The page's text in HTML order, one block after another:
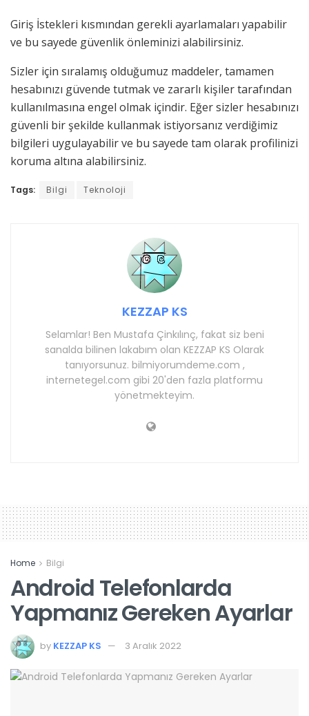
Giriş İstekleri kısmından gerekli ayarlamaları yapabilir
ve bu sayede güvenlik önleminizi alabilirsiniz.
Sizler için sıralamış olduğumuz maddeler, tamamen
hesabınızı güvende tutmak ve zararlı kişiler tarafından
kullanılmasına engel olmak içindir. Eğer sizler hesabınızı
güvenli bir şekilde kullanmak istiyorsanız verdiğimiz
bilgileri uygulayabilir ve bu sayede tam olarak profilinizi
koruma altına alabilirsiniz.
Tags: Bilgi Teknoloji
KEZZAP KS
Selamlar! Ben Mustafa Çinkılınç, fakat siz beni
sanalda bilinen lakabım olan KEZZAP KS Olarak
tanıyorsunuz. bilmiyorumdeme.com ,
internetegel.com gibi 20'den fazla platformu
yönetmekteyim.
Home Bilgi
Android Telefonlarda
Yapmanız Gereken Ayarlar
by KEZZAP KS 3 Aralık 2022